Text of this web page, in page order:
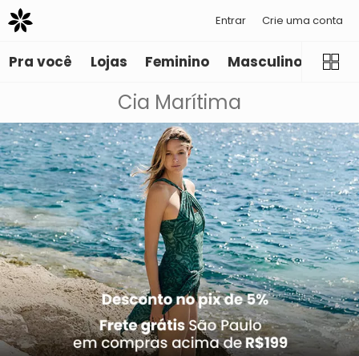
Entrar Crie uma conta
Pra você Lojas Feminino Masculino
Cia Marítima